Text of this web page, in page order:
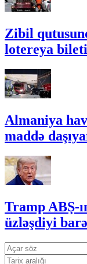
Zibil
lotereya bileti
Almaniya
maddə
Tramp ABŞ-
üzləşdiyi